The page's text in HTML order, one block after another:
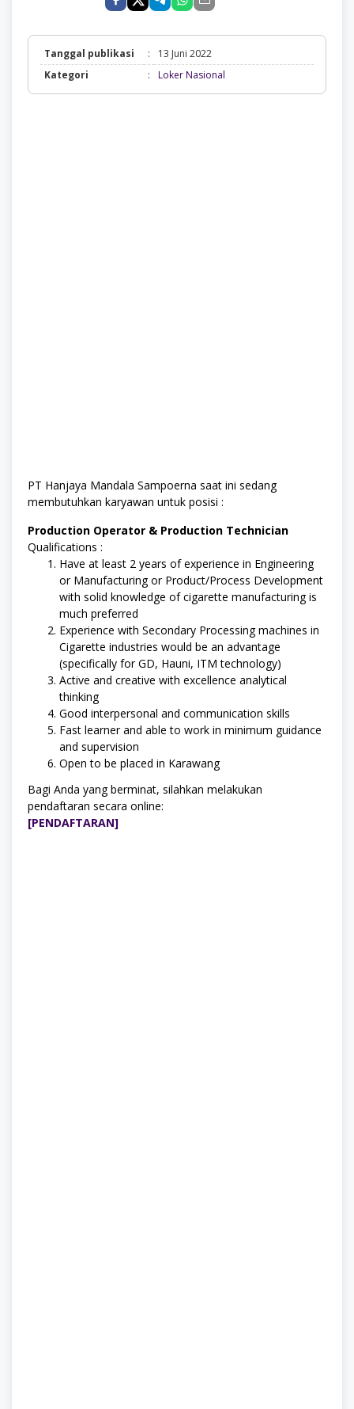
Tanggal publikasi :
13 Juni 2022
Kategori
: Loker Nasional
PT Hanjaya Mandala Sampoerna saat ini sedang
membutuhkan karyawan untuk posisi :
Production Operator & Production Technician
Qualifications :
Have at least 2 years of experience in Engineering
or Manufacturing or Product/Process Development
with solid knowledge of cigarette manufacturing is
much preferred
Experience with Secondary Processing machines in
Cigarette industries would be an advantage
(specifically for GD, Hauni, ITM technology)
Active and creative with excellence analytical
thinking
Good interpersonal and communication skills
Fast learner and able to work in minimum guidance
and supervision
Open to be placed in Karawang
Bagi Anda yang berminat, silahkan melakukan
pendaftaran secara online:
[PENDAFTARAN]